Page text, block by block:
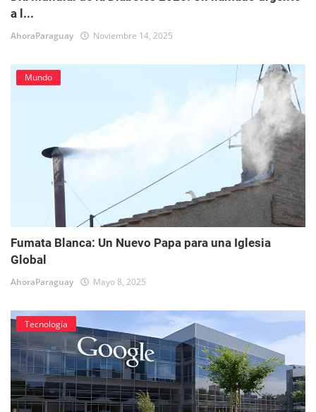
a l...
AhoraParaguay Noviembre 14, 2025
Mundo
Fumata Blanca: Un Nuevo Papa para una Iglesia
Global
AhoraParaguay Mayo 8, 2025
Tecnología